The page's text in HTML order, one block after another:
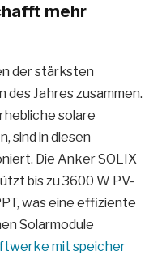
mehr
der stärksten
Jahres zusammen.
solare
sind in diesen
Die Anker SOLIX
bis zu 3600 W PV-
was eine effiziente
Solarmodule
mit speicher